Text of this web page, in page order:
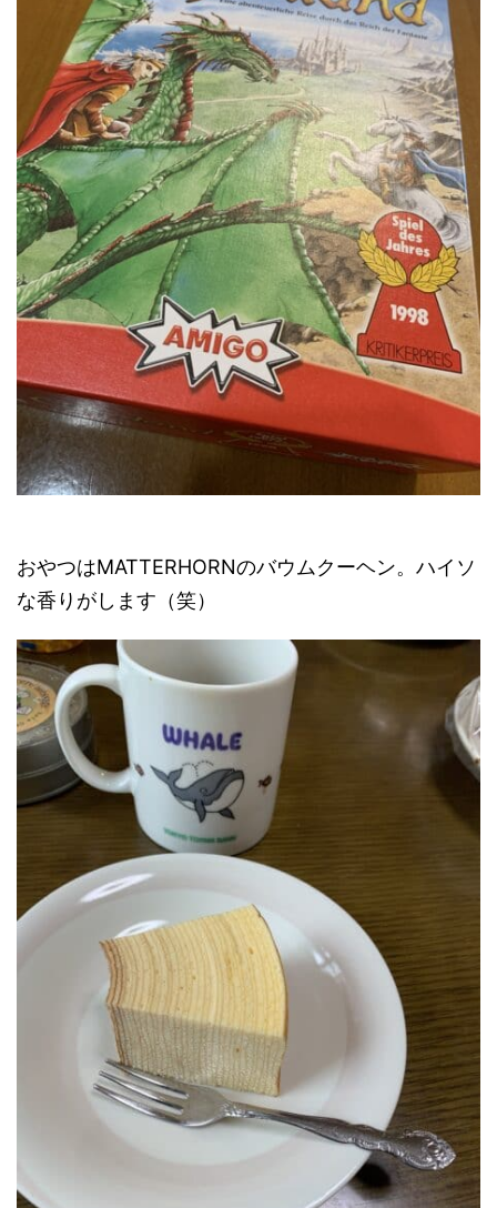
おやつはMATTERHORNのバウムクーヘン。ハイソ
な香りがします（笑）